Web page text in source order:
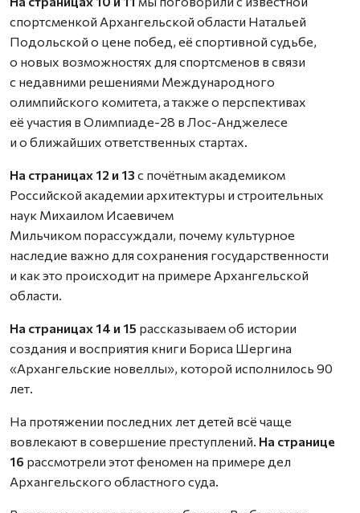
спортсменкой Архангельской области Натальей
Подольской о цене побед, её спортивной судьбе,
о новых возможностях для спортсменов в связи
с недавними решениями Международного
олимпийского комитета, а также о перспективах
её участия в Олимпиаде-28 в Лос-Анджелесе
и о ближайших ответственных стартах.
На страницах 12 и 13 с почётным академиком
Российской академии архитектуры и строительных
наук Михаилом Исаевичем
Мильчиком порассуждали, почему культурное
наследие важно для сохранения государственности
и как это происходит на примере Архангельской
области.
На страницах 14 и 15 рассказываем об истории
создания и восприятия книги Бориса Шергина
«Архангельские новеллы», которой исполнилось 90
лет.
На протяжении последних лет детей всё чаще
вовлекают в совершение преступлений. На странице
16 рассмотрели этот феномен на примере дел
Архангельского областного суда.